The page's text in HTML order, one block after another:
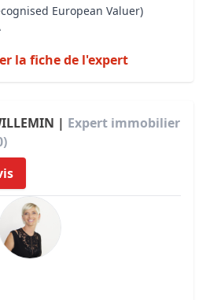
European Valuer)
la fiche de l'expert
| Expert immobilier